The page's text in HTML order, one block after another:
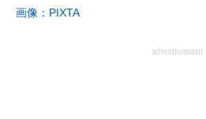
画像：PIXTA
advertisement